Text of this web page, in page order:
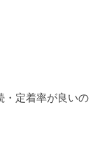
・定着率が良いの